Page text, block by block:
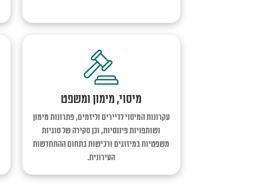
מיסוי, מימון ומשפט
עקרונות המיסוי לדיירים וליזמים, פתרונות מימון
ושותפויות פיננסיות, וכן סקירה של סוגיות
משפטיות במיזוגים ורכישות בתחום ההתחדשות
העירונית.